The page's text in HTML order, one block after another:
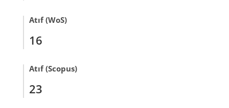
Atıf (WoS)
16
Atıf (Scopus)
23